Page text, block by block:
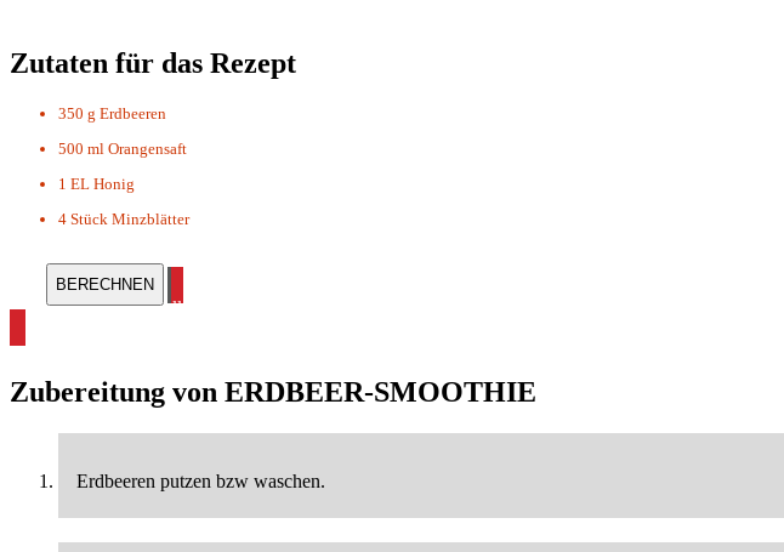
Zutaten für das Rezept
350 g Erdbeeren
500 ml Orangensaft
1 EL Honig
4 Stück Minzblätter
alle Smoothie Rezepte ansehen
Zubereitung von ERDBEER-SMOOTHIE
Erdbeeren putzen bzw waschen.